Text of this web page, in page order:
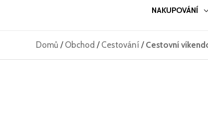
NAKUPOVÁNÍ
Domů / Obchod / Cestování / Cestovní